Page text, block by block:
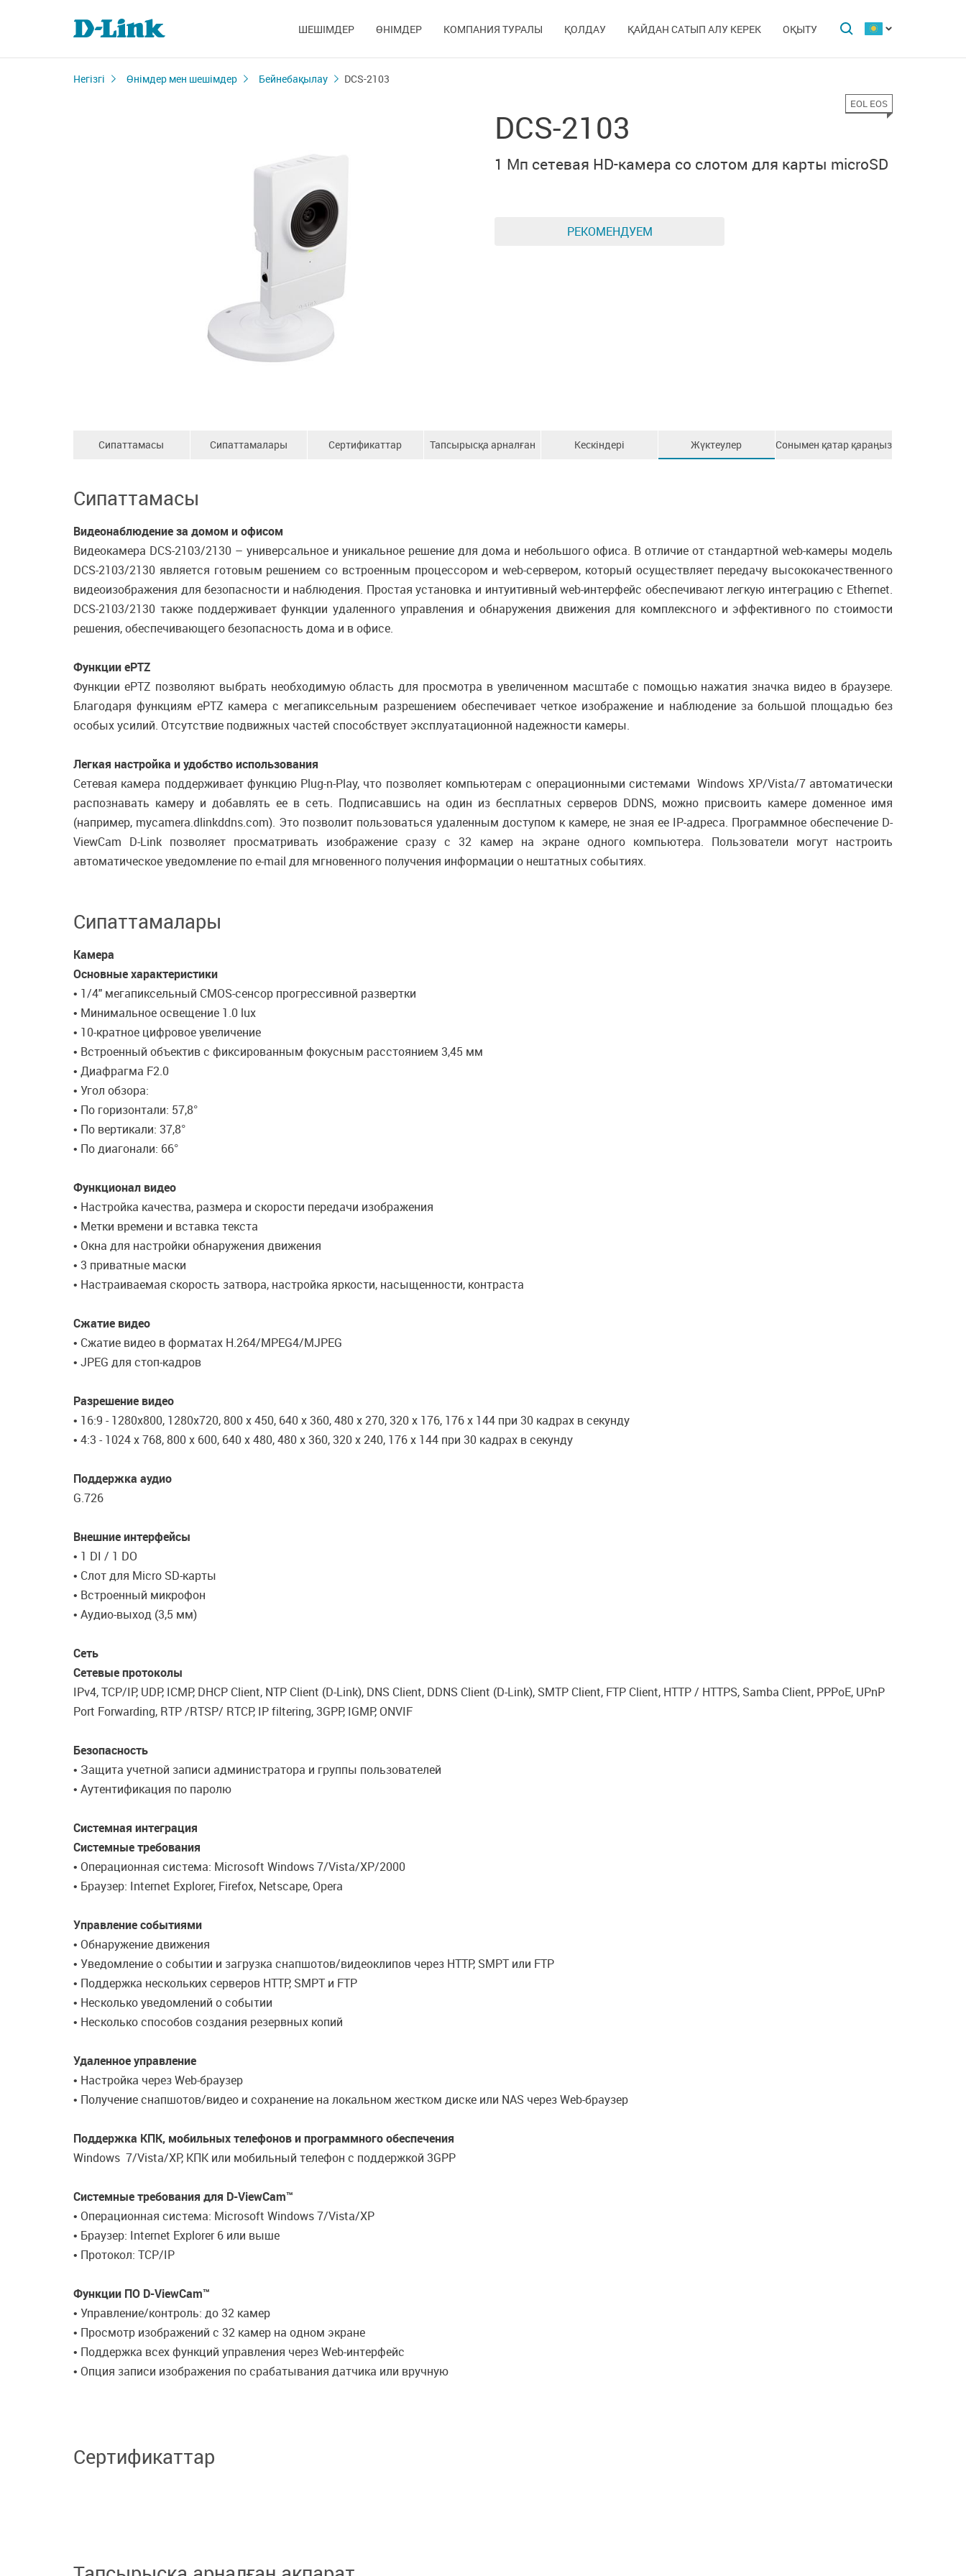
ШЕШІМДЕР ӨНІМДЕР КОМПАНИЯ ТУРАЛЫ ҚОЛДАУ ҚАЙДАН САТЫП АЛУ КЕРЕК ОҚЫТУ
Негізгі Өнімдер мен шешімдер Бейнебақылау DCS-2103
DCS-2103
EOL EOS
1 Мп сетевая HD-камера со слотом для карты microSD
РЕКОМЕНДУЕМ
Сипаттамасы Сипаттамалары Сертификаттар Тапсырысқа арналған Кескіндері Жүктеулер Сонымен қатар қараңыз
Сипаттамасы
Видеонаблюдение за домом и офисом
Видеокамера DCS-2103/2130 – универсальное и уникальное решение для дома и небольшого офиса. В отличие от стандартной web-камеры модель
DCS-2103/2130 является готовым решением со встроенным процессором и web-сервером, который осуществляет передачу высококачественного
видеоизображения для безопасности и наблюдения. Простая установка и интуитивный web-интерфейс обеспечивают легкую интеграцию с Ethernet.
DCS-2103/2130 также поддерживает функции удаленного управления и обнаружения движения для комплексного и эффективного по стоимости
решения, обеспечивающего безопасность дома и в офисе.
Функции ePTZ
Функции ePTZ позволяют выбрать необходимую область для просмотра в увеличенном масштабе с помощью нажатия значка видео в браузере.
Благодаря функциям ePTZ камера с мегапиксельным разрешением обеспечивает четкое изображение и наблюдение за большой площадью без
особых усилий. Отсутствие подвижных частей способствует эксплуатационной надежности камеры.
Легкая настройка и удобство использования
Сетевая камера поддерживает функцию Plug-n-Play, что позволяет компьютерам с операционными системами Windows XP/Vista/7 автоматически
распознавать камеру и добавлять ее в сеть. Подписавшись на один из бесплатных серверов DDNS, можно присвоить камере доменное имя
(например, mycamera.dlinkddns.com). Это позволит пользоваться удаленным доступом к камере, не зная ее IP-адреса. Программное обеспечение D-
ViewCam D-Link позволяет просматривать изображение сразу с 32 камер на экране одного компьютера. Пользователи могут настроить
автоматическое уведомление по e-mail для мгновенного получения информации о нештатных событиях.
Сипаттамалары
Камера
Основные характеристики
• 1/4" мегапиксельный CMOS-сенсор прогрессивной развертки
• Минимальное освещение 1.0 lux
• 10-кратное цифровое увеличение
• Встроенный объектив с фиксированным фокусным расстоянием 3,45 мм
• Диафрагма F2.0
• Угол обзора:
• По горизонтали: 57,8°
• По вертикали: 37,8°
• По диагонали: 66°
Функционал видео
• Настройка качества, размера и скорости передачи изображения
• Метки времени и вставка текста
• Окна для настройки обнаружения движения
• 3 приватные маски
• Настраиваемая скорость затвора, настройка яркости, насыщенности, контраста
Сжатие видео
• Сжатие видео в форматах H.264/MPEG4/MJPEG
• JPEG для стоп-кадров
Разрешение видео
• 16:9 - 1280x800, 1280x720, 800 х 450, 640 х 360, 480 х 270, 320 х 176, 176 х 144 при 30 кадрах в секунду
• 4:3 - 1024 x 768, 800 x 600, 640 x 480, 480 x 360, 320 x 240, 176 x 144 при 30 кадрах в секунду
Поддержка аудио
G.726
Внешние интерфейсы
• 1 DI / 1 DO
• Слот для Micro SD-карты
• Встроенный микрофон
• Аудио-выход (3,5 мм)
Сеть
Сетевые протоколы
IPv4, TCP/IP, UDP, ICMP, DHCP Client, NTP Client (D-Link), DNS Client, DDNS Client (D-Link), SMTP Client, FTP Client, HTTP / HTTPS, Samba Client, PPPoE, UPnP
Port Forwarding, RTP /RTSP/ RTCP, IP filtering, 3GPP, IGMP, ONVIF
Безопасность
• Защита учетной записи администратора и группы пользователей
• Аутентификация по паролю
Системная интеграция
Системные требования
• Операционная система: Microsoft Windows 7/Vista/XP/2000
• Браузер: Internet Explorer, Firefox, Netscape, Opera
Управление событиями
• Обнаружение движения
• Уведомление о событии и загрузка снапшотов/видеоклипов через HTTP, SMPT или FTP
• Поддержка нескольких серверов HTTP, SMPT и FTP
• Несколько уведомлений о событии
• Несколько способов создания резервных копий
Удаленное управление
• Настройка через Web-браузер
• Получение снапшотов/видео и сохранение на локальном жестком диске или NAS через Web-браузер
Поддержка КПК, мобильных телефонов и программного обеспечения
Windows 7/Vista/XP, КПК или мобильный телефон с поддержкой 3GPP
Системные требования для D-ViewCam™
• Операционная система: Microsoft Windows 7/Vista/XP
• Браузер: Internet Explorer 6 или выше
• Протокол: TCP/IP
Функции ПО D-ViewCam™
• Управление/контроль: до 32 камер
• Просмотр изображений с 32 камер на одном экране
• Поддержка всех функций управления через Web-интерфейс
• Опция записи изображения по срабатывания датчика или вручную
Сертификаттар